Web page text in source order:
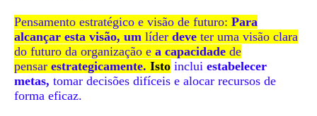
Pensamento estratégico e visão de futuro: Para
alcançar esta visão, um líder deve ter uma visão clara
do futuro da organização e a capacidade de
pensar estrategicamente. Isto inclui estabelecer
metas, tomar decisões difíceis e alocar recursos de
forma eficaz.